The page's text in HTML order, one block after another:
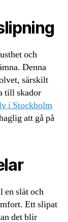
och
Denna
särskilt
till skador
i Stockholm
att gå på
en slät och
Ett slipat
det blir